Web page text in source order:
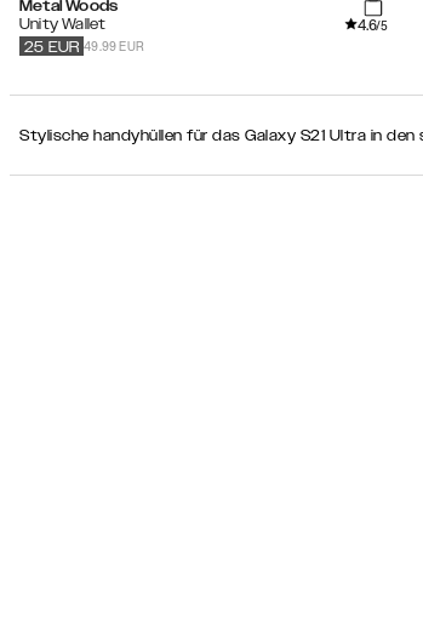
Metal Woods
Unity Wallet
4.6/5
49.99 EUR
25 EUR
Stylische handyhüllen für das Galaxy S21 Ultra in